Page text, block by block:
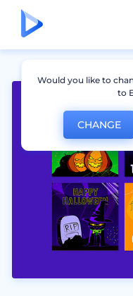
Would you like to
to
CHANGE